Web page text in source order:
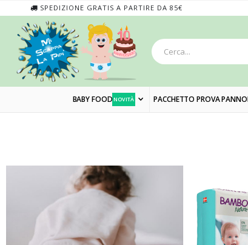
SPEDIZIONE GRATIS A PARTIRE DA 85€
BABY FOODNOVITÀ PACCHETTO PROVA